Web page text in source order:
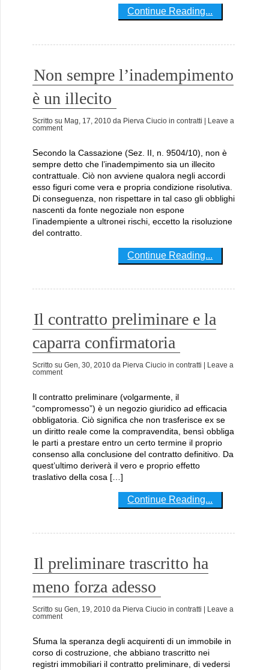
Continue Reading...
Non sempre l’inadempimento
è un illecito
Scritto su Mag, 17, 2010 da Pierva Ciucio in contratti
| Leave a
comment
Secondo la Cassazione (Sez. II, n. 9504/10), non è
sempre detto che l’inadempimento sia un illecito
contrattuale. Ciò non avviene qualora negli accordi
esso figuri come vera e propria condizione risolutiva.
Di conseguenza, non rispettare in tal caso gli obblighi
nascenti da fonte negoziale non espone
l’inadempiente a ultronei rischi, eccetto la risoluzione
del contratto.
Continue Reading...
Il contratto preliminare e la
caparra confirmatoria
Scritto su Gen, 30, 2010 da Pierva Ciucio in contratti
| Leave a
comment
Il contratto preliminare (volgarmente, il
“compromesso”) è un negozio giuridico ad efficacia
obbligatoria. Ciò significa che non trasferisce ex se
un diritto reale come la compravendita, bensì obbliga
le parti a prestare entro un certo termine il proprio
consenso alla conclusione del contratto definitivo. Da
quest’ultimo deriverà il vero e proprio effetto
traslativo della cosa […]
Continue Reading...
Il preliminare trascritto ha
meno forza adesso
Scritto su Gen, 19, 2010 da Pierva Ciucio in contratti
| Leave a
comment
Sfuma la speranza degli acquirenti di un immobile in
corso di costruzione, che abbiano trascritto nei
registri immobiliari il contratto preliminare, di vedersi